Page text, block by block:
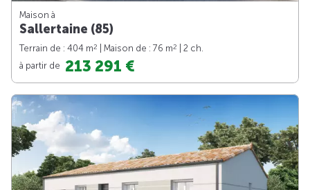
Maison à
Sallertaine (85)
Terrain de : 404 m2 | Maison de : 76 m2
| 2 ch.
à partir de 213 291 €